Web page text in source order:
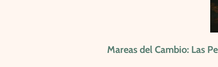
Mareas del Cambio: Las